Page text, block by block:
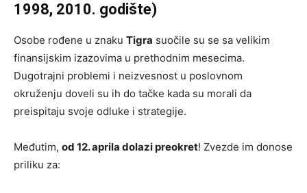
1998, 2010. godište)
Osobe rođene u znaku Tigra suočile su se sa velikim
finansijskim izazovima u prethodnim mesecima.
Dugotrajni problemi i neizvesnost u poslovnom
okruženju doveli su ih do tačke kada su morali da
preispitaju svoje odluke i strategije.
Međutim, od 12. aprila dolazi preokret! Zvezde im donose
priliku za: